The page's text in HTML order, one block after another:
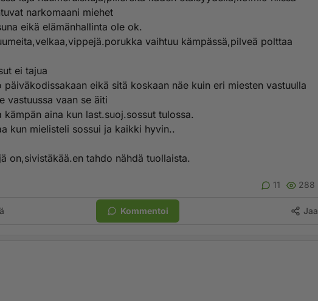
narkomaani miehet
eikä elämänhallinta ole ok.
vaihtuu kämpässä,pilveä polttaa
ei tajua
päiväkodissakaan eikä sitä koskaan näe kuin eri miesten vastuulla
vastuussa vaan se äiti
kämpän aina kun last.suoj.sossut tulossa.
kun mielisteli sossui ja kaikki hyvin..
on,sivistäkää.en tahdo nähdä tuollaista.
11 288
Kommentoi Jaa